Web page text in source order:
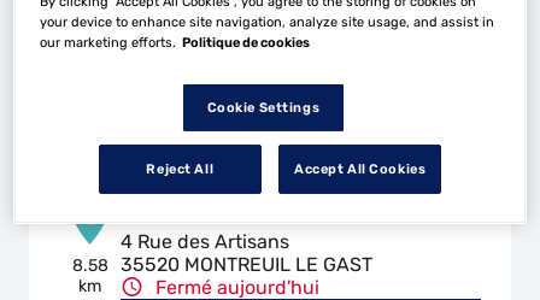
18:00
Voir plus
8.58
km
4 Rue des Artisans
35520 MONTREUIL LE GAST
Fermé aujourd'hui
your device to enhance site navigation, analyze site usage, and assist in
our marketing efforts. Politique de cookies
Cookie Settings
Reject All Accept All Cookies